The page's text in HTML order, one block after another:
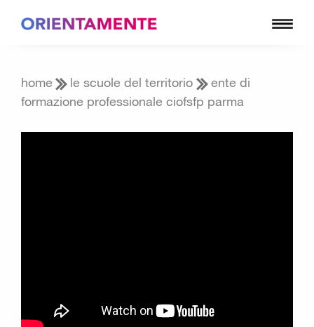
home le scuole del territorio
ente di
formazione professionale ciofsfp parma